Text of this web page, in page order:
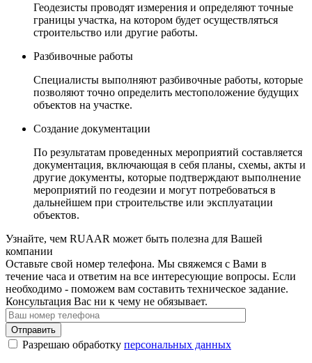
Геодезисты проводят измерения и определяют точные
границы участка, на котором будет осуществляться
строительство или другие работы.
Разбивочные работы
Специалисты выполняют разбивочные работы, которые
позволяют точно определить местоположение будущих
объектов на участке.
Создание документации
По результатам проведенных мероприятий составляется
документация, включающая в себя планы, схемы, акты и
другие документы, которые подтверждают выполнение
мероприятий по геодезии и могут потребоваться в
дальнейшем при строительстве или эксплуатации
объектов.
Узнайте, чем RUAAR может быть полезна для Вашей
компании
Оставьте свой номер телефона. Мы свяжемся с Вами в
течение часа и ответим на все интересующие вопросы. Если
необходимо - поможем вам составить техническое задание.
Консультация Вас ни к чему не обязывает.
Отправить
Разрешаю обработку персональных данных